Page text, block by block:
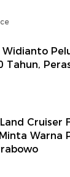
Widianto
Tahun,
Cruiser
Warna